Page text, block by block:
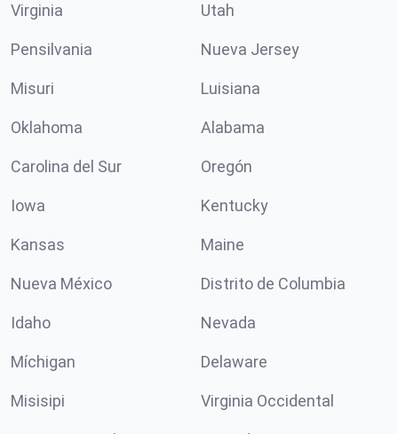
Virginia Utah
Pensilvania Nueva Jersey
Misuri Luisiana
Oklahoma Alabama
Carolina del Sur Oregón
Iowa Kentucky
Kansas Maine
Nueva México Distrito de Columbia
Idaho Nevada
Míchigan Delaware
Misisipi Virginia Occidental